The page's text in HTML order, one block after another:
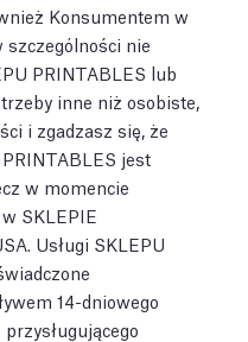
Konsumentem w
szczególności nie
PRINTABLES lub
inne niż osobiste,
i zgadzasz się, że
jest
w momencie
SKLEPIE
Usługi SKLEPU
14-dniowego